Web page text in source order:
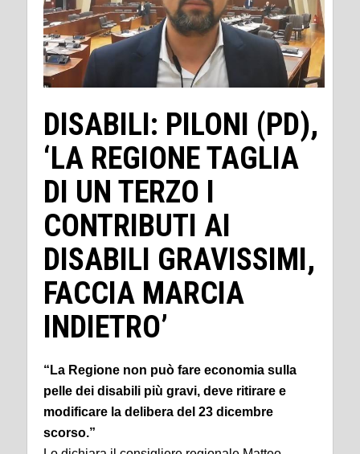
DISABILI: PILONI (PD),
‘LA REGIONE TAGLIA
DI UN TERZO I
CONTRIBUTI AI
DISABILI GRAVISSIMI,
FACCIA MARCIA
INDIETRO’
“La Regione non può fare economia sulla
pelle dei disabili più gravi, deve ritirare e
modificare la delibera del 23 dicembre
scorso.”